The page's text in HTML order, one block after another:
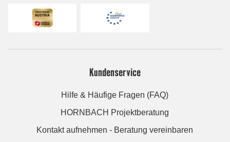
Kundenservice
Hilfe & Häufige Fragen (FAQ)
HORNBACH Projektberatung
Kontakt aufnehmen - Beratung vereinbaren